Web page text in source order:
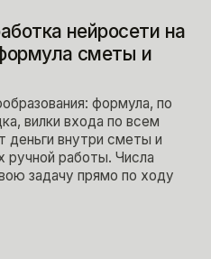
нейросети на
сметы и
формула, по
вилки входа по всем
деньги внутри сметы и
ручной работы. Числа
задачу прямо по ходу